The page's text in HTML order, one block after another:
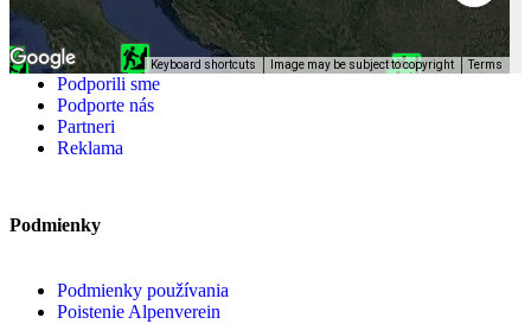
Keyboard shortcuts Image may be subject to copyright Terms
Podporili sme
Podporte nás
Partneri
Reklama
Podmienky
Podmienky používania
Poistenie Alpenverein